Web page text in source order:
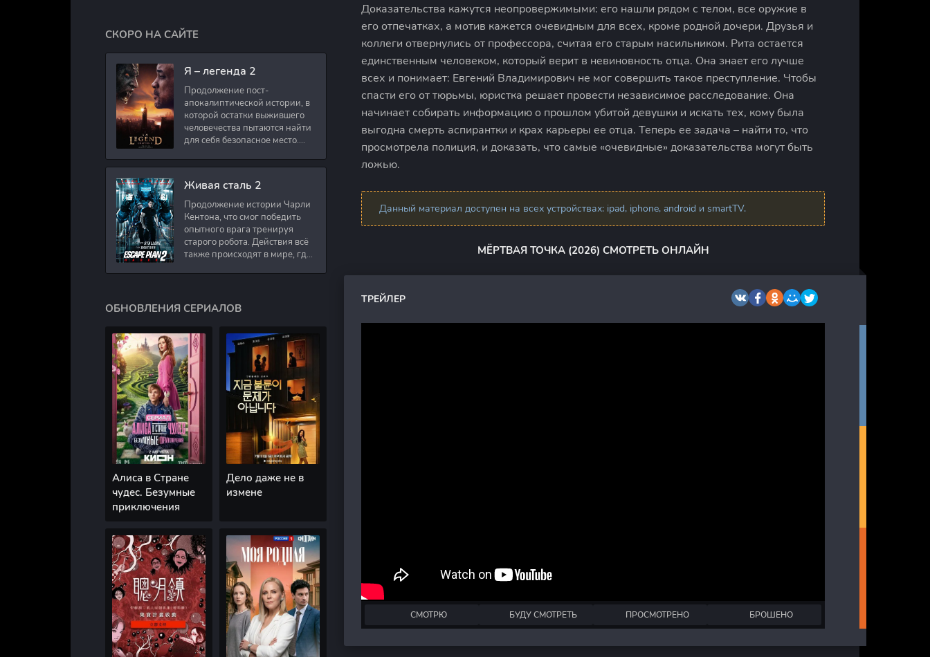
Доказательства кажутся неопровержимыми: его нашли рядом с телом, все оружие в
его отпечатках, а мотив кажется очевидным для всех, кроме родной дочери. Друзья и
коллеги отвернулись от профессора, считая его старым насильником. Рита остается
единственным человеком, который верит в невиновность отца. Она знает его лучше
всех и понимает: Евгений Владимирович не мог совершить такое преступление. Чтобы
спасти его от тюрьмы, юристка решает провести независимое расследование. Она
начинает собирать информацию о прошлом убитой девушки и искать тех, кому была
выгодна смерть аспирантки и крах карьеры ее отца. Теперь ее задача – найти то, что
просмотрела полиция, и доказать, что самые «очевидные» доказательства могут быть
ложью.
Данный материал доступен на всех устройствах: ipad, iphone, android и smartTV.
МЁРТВАЯ ТОЧКА (2026) СМОТРЕТЬ ОНЛАЙН
ТРЕЙЛЕР
СМОТРЮ БУДУ СМОТРЕТЬ ПРОСМОТРЕНО БРОШЕНО
СКОРО НА САЙТЕ
Я – легенда 2
Продолжение пост-
апокалиптической истории, в
которой остатки выжившего
человечества пытаются найти
для себя безопасное место.
работал в медицинском
Живая сталь 2
Продолжение истории Чарли
Кентона, что смог победить
опытного врага тренируя
старого робота. Действия всё
также происходят в мире, где
ОБНОВЛЕНИЯ СЕРИАЛОВ
Алиса в Стране
чудес. Безумные
приключения
Дело даже не в
измене